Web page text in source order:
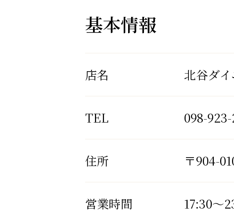
基本情報
店名 北谷ダ
TEL 098-
住所 〒904-
営業時間 17:30～